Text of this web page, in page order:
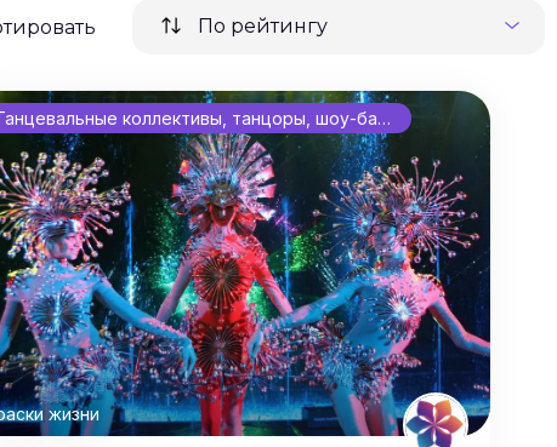
По рейтингу
Танцевальные коллективы, танцоры, шоу-балеты
жизни